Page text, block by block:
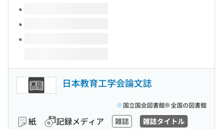
日本教育工学会論文誌
紙 記録メディア 雑誌 雑誌タイトル
国立国会図書館 全国の図書館